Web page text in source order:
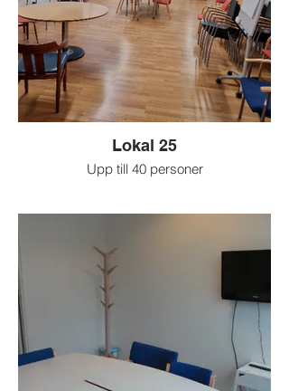
Lokal 25
Upp till 40 personer
föredrag, styrelse- och årsmöten,
utställningar, mindre kulturaktiviteter.